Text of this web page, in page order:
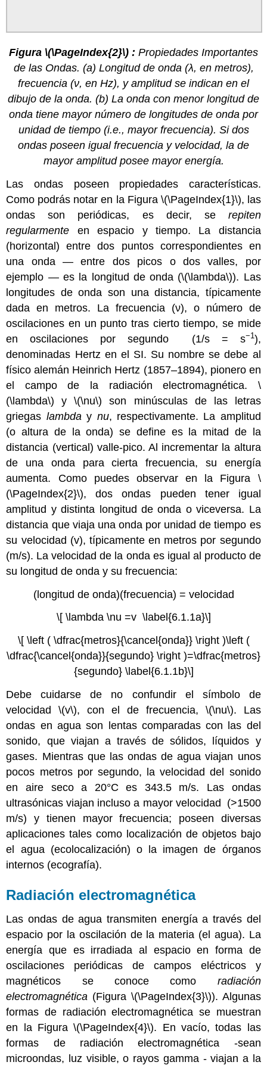
Figura \(\PageIndex{2}\) : Propiedades Importantes
de las Ondas. (a) Longitud de onda (λ, en metros),
frecuencia (ν, en Hz), y amplitud se indican en el
dibujo de la onda. (b) La onda con menor longitud de
onda tiene mayor número de longitudes de onda por
unidad de tiempo (i.e., mayor frecuencia). Si dos
ondas poseen igual frecuencia y velocidad, la de
mayor amplitud posee mayor energía.
Las ondas poseen propiedades características.
Como podrás notar en la Figura \(\PageIndex{1}\), las
ondas son periódicas, es decir, se repiten
regularmente en espacio y tiempo. La distancia
(horizontal) entre dos puntos correspondientes en
una onda — entre dos picos o dos valles, por
ejemplo — es la longitud de onda (\(\lambda\)). Las
longitudes de onda son una distancia, típicamente
dada en metros. La frecuencia (ν), o número de
oscilaciones en un punto tras cierto tiempo, se mide
en oscilaciones por segundo (1/s = s−1),
denominadas Hertz en el SI. Su nombre se debe al
físico alemán Heinrich Hertz (1857–1894), pionero en
el campo de la radiación electromagnética. \
(\lambda\) y \(\nu\) son minúsculas de las letras
griegas lambda y nu, respectivamente. La amplitud
(o altura de la onda) se define es la mitad de la
distancia (vertical) valle-pico. Al incrementar la altura
de una onda para cierta frecuencia, su energía
aumenta. Como puedes observar en la Figura \
(\PageIndex{2}\), dos ondas pueden tener igual
amplitud y distinta longitud de onda o viceversa. La
distancia que viaja una onda por unidad de tiempo es
su velocidad (v), típicamente en metros por segundo
(m/s). La velocidad de la onda es igual al producto de
su longitud de onda y su frecuencia:
(longitud de onda)(frecuencia) = velocidad
\[ \lambda \nu =v \label{6.1.1a}\]
\[ \left ( \dfrac{metros}{\cancel{onda}} \right )\left (
\dfrac{\cancel{onda}}{segundo} \right )=\dfrac{metros}
{segundo} \label{6.1.1b}\]
Debe cuidarse de no confundir el símbolo de
velocidad \(v\), con el de frecuencia, \(\nu\). Las
ondas en agua son lentas comparadas con las del
sonido, que viajan a través de sólidos, líquidos y
gases. Mientras que las ondas de agua viajan unos
pocos metros por segundo, la velocidad del sonido
en aire seco a 20°C es 343.5 m/s. Las ondas
ultrasónicas viajan incluso a mayor velocidad (>1500
m/s) y tienen mayor frecuencia; poseen diversas
aplicaciones tales como localización de objetos bajo
el agua (ecolocalización) o la imagen de órganos
internos (ecografía).
Radiación electromagnética
Las ondas de agua transmiten energía a través del
espacio por la oscilación de la materia (el agua). La
energía que es irradiada al espacio en forma de
oscilaciones periódicas de campos eléctricos y
magnéticos se conoce como radiación
electromagnética (Figura \(\PageIndex{3}\)). Algunas
formas de radiación electromagnética se muestran
en la Figura \(\PageIndex{4}\). En vacío, todas las
formas de radiación electromagnética -sean
microondas, luz visible, o rayos gamma - viajan a la